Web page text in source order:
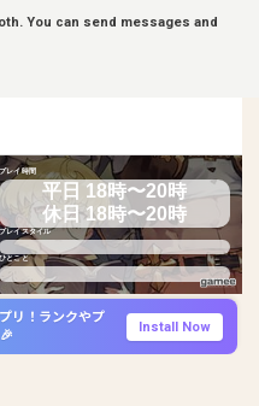
You can send messages and
プレイ時間
平日 18時〜20時
休日 18時〜20時
プレイスタイル
ひとこと
リ！ランクやプ
Install Now